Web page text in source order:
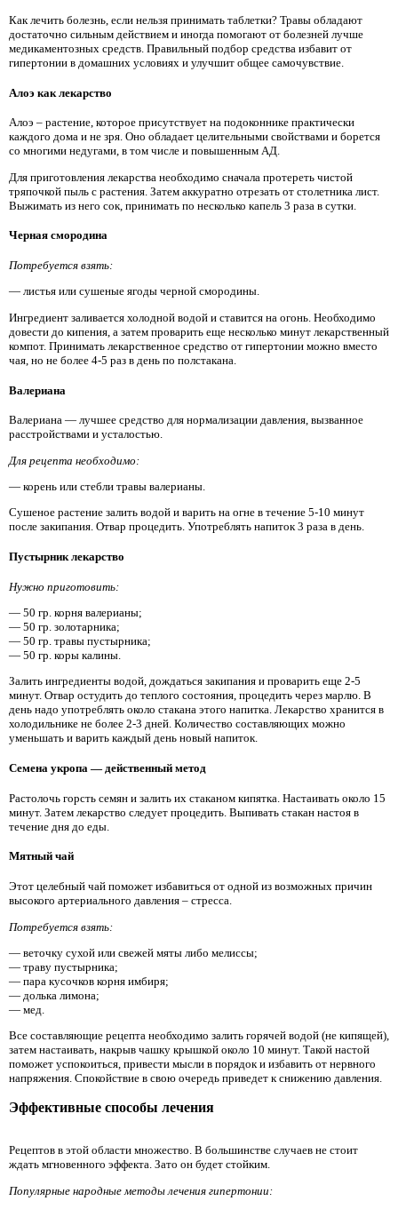
Как лечить болезнь, если нельзя принимать таблетки? Травы обладают
достаточно сильным действием и иногда помогают от болезней лучше
медикаментозных средств. Правильный подбор средства избавит от
гипертонии в домашних условиях и улучшит общее самочувствие.
Алоэ как лекарство
Алоэ – растение, которое присутствует на подоконнике практически
каждого дома и не зря. Оно обладает целительными свойствами и борется
со многими недугами, в том числе и повышенным АД.
Для приготовления лекарства необходимо сначала протереть чистой
тряпочкой пыль с растения. Затем аккуратно отрезать от столетника лист.
Выжимать из него сок, принимать по несколько капель 3 раза в сутки.
Черная смородина
Потребуется взять:
— листья или сушеные ягоды черной смородины.
Ингредиент заливается холодной водой и ставится на огонь. Необходимо
довести до кипения, а затем проварить еще несколько минут лекарственный
компот. Принимать лекарственное средство от гипертонии можно вместо
чая, но не более 4-5 раз в день по полстакана.
Валериана
Валериана — лучшее средство для нормализации давления, вызванное
расстройствами и усталостью.
Для рецепта необходимо:
— корень или стебли травы валерианы.
Сушеное растение залить водой и варить на огне в течение 5-10 минут
после закипания. Отвар процедить. Употреблять напиток 3 раза в день.
Пустырник лекарство
Нужно приготовить:
— 50 гр. корня валерианы;
— 50 гр. золотарника;
— 50 гр. травы пустырника;
— 50 гр. коры калины.
Залить ингредиенты водой, дождаться закипания и проварить еще 2-5
минут. Отвар остудить до теплого состояния, процедить через марлю. В
день надо употреблять около стакана этого напитка. Лекарство хранится в
холодильнике не более 2-3 дней. Количество составляющих можно
уменьшать и варить каждый день новый напиток.
Семена укропа — действенный метод
Растолочь горсть семян и залить их стаканом кипятка. Настаивать около 15
минут. Затем лекарство следует процедить. Выпивать стакан настоя в
течение дня до еды.
Мятный чай
Этот целебный чай поможет избавиться от одной из возможных причин
высокого артериального давления – стресса.
Потребуется взять:
— веточку сухой или свежей мяты либо мелиссы;
— траву пустырника;
— пара кусочков корня имбиря;
— долька лимона;
— мед.
Все составляющие рецепта необходимо залить горячей водой (не кипящей),
затем настаивать, накрыв чашку крышкой около 10 минут. Такой настой
поможет успокоиться, привести мысли в порядок и избавить от нервного
напряжения. Спокойствие в свою очередь приведет к снижению давления.
Эффективные способы лечения
Рецептов в этой области множество. В большинстве случаев не стоит
ждать мгновенного эффекта. Зато он будет стойким.
Популярные народные методы лечения гипертонии: